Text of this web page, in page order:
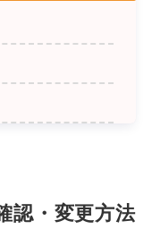
認・変更方法